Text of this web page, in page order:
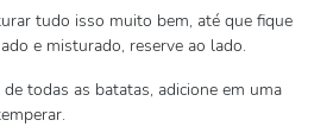
tudo isso muito bem, até que fique
e misturado, reserve ao lado.
de todas as batatas, adicione em uma